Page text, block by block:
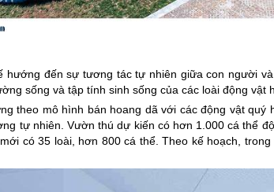
hướng đến sự tương tác tự nhiên giữa con người
sống và tập tính sinh sống của các loài động vật
theo mô hình bán hoang dã với các động vật
tự nhiên. Vườn thú dự kiến có hơn 1.000 cá thể
có 35 loài, hơn 800 cá thể. Theo kế hoạch,